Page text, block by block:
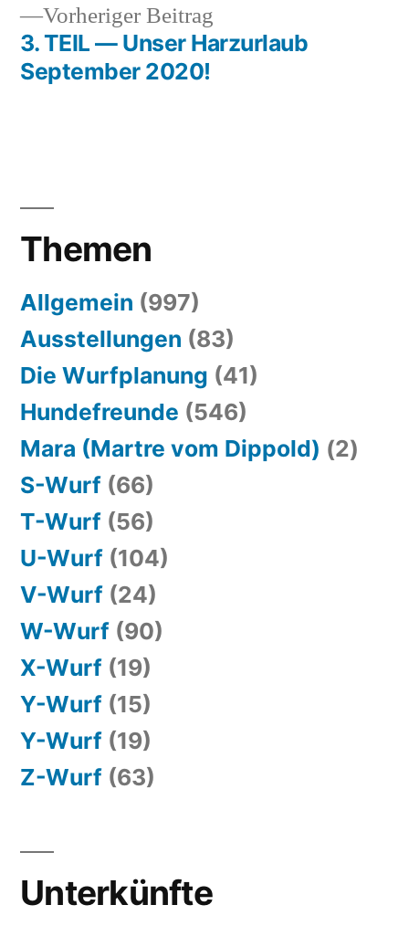
Vorheriger Beitrag
Beitrag:
3. TEIL — Unser Harzurlaub
September 2020!
Themen
Allgemein (997)
Ausstellungen (83)
Die Wurfplanung (41)
Hundefreunde (546)
Mara (Martre vom Dippold) (2)
S-Wurf (66)
T-Wurf (56)
U-Wurf (104)
V-Wurf (24)
W-Wurf (90)
X-Wurf (19)
Y-Wurf (15)
Y-Wurf (19)
Z-Wurf (63)
Unterkünfte